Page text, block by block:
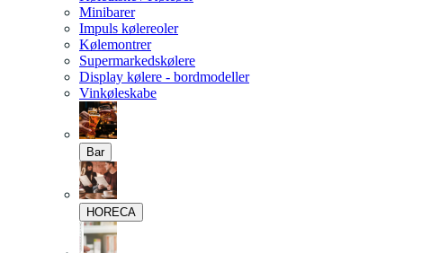
Minibarer
Impuls kølereoler
Kølemontrer
Supermarkedskølere
Display kølere - bordmodeller
Vinkøleskabe
Bar
HORECA